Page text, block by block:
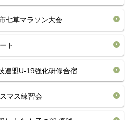
七草マラソン大会
ト
連盟U-19強化研修合宿
マス練習会